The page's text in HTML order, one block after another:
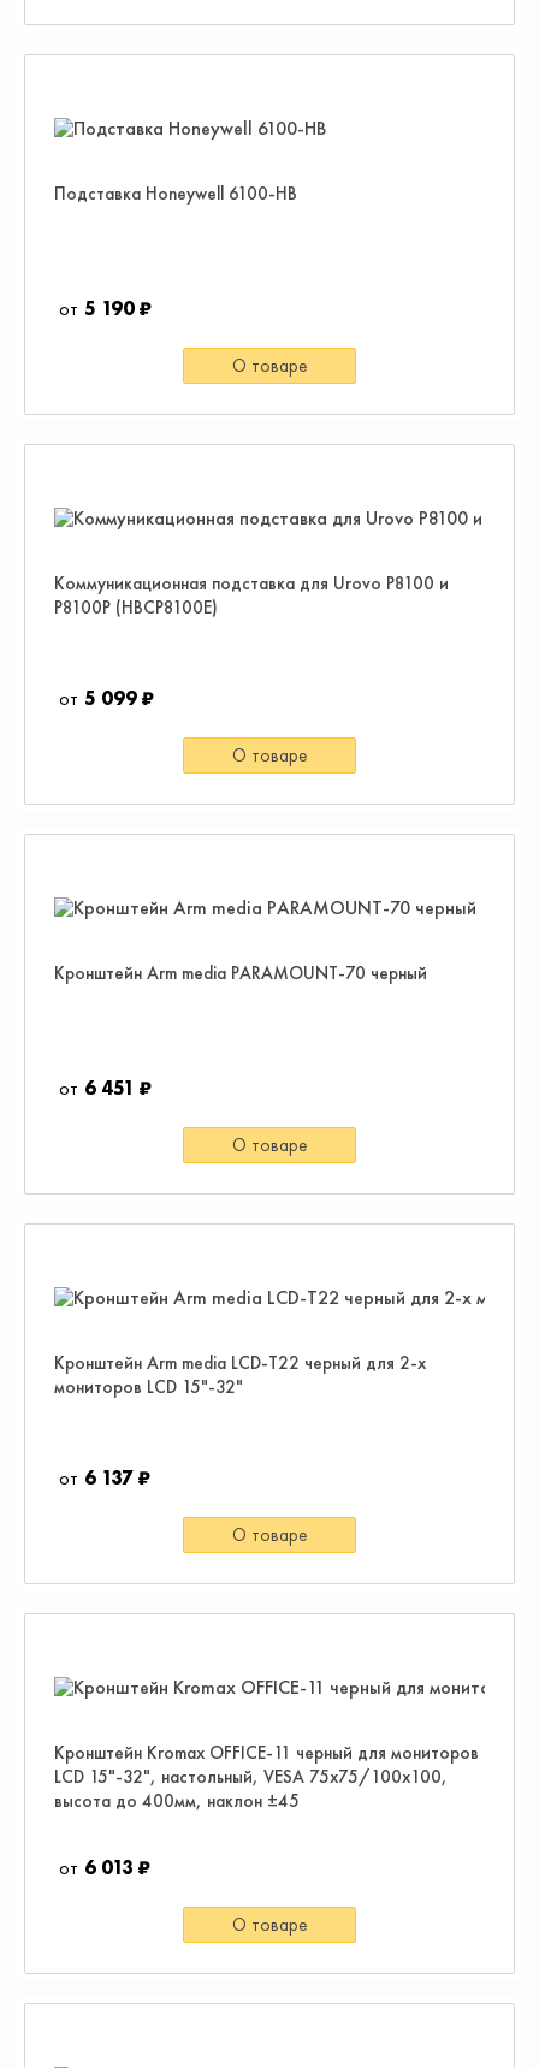
Подставка Honeywell 6100-HB
5 190 ₽
О товаре
Коммуникационная подставка для Urovo P8100 и
P8100P (HBCP8100E)
5 099 ₽
О товаре
Кронштейн Arm media PARAMOUNT-70 черный
6 451 ₽
О товаре
Кронштейн Arm media LCD-T22 черный для 2-х
мониторов LCD 15"-32"
6 137 ₽
О товаре
Кронштейн Kromax OFFICE-11 черный для мониторов
LCD 15"-32", настольный, VESA 75x75/100x100,
высота до 400мм, наклон ±45
6 013 ₽
О товаре